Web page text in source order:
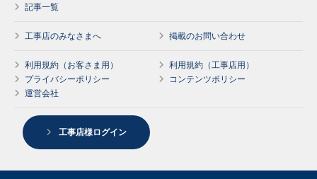
記事一覧
工事店のみなさまへ 掲載のお問い合わせ
利用規約（お客さま用）
利用規約（工事店用）
プライバシーポリシー
コンテンツポリシー
運営会社
工事店様ログイン